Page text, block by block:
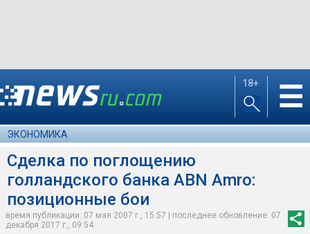
18+ ☰
ЭКОНОМИКА
Сделка по поглощению
голландского банка ABN Amro:
позиционные бои
время публикации: 07 мая 2007 г., 15:57 | последнее обновление: 07
декабря 2017 г., 09:54